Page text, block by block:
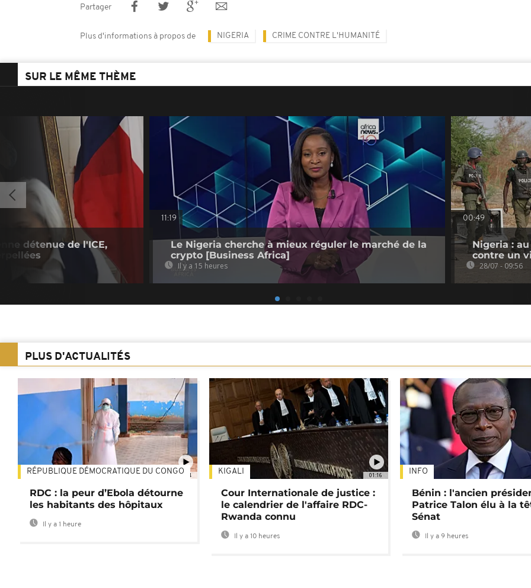
Partager
Plus d'informations à propos de NIGERIA CRIME CONTRE L'HUMANITÉ
SUR LE MÊME THÈME
détenue de l'ICE,
11:19
Le Nigeria cherche à mieux réguler le marché de la
crypto [Business Africa]
Il y a 15 heures
00:49
Nigeria :
contre un
28/07 - 09:56
PLUS D'ACTUALITÉS
01:34
RÉPUBLIQUE DÉMOCRATIQUE DU CONGO
RDC : la peur d’Ebola détourne
les habitants des hôpitaux
Il y a 1 heure
01:16
KIGALI
Cour Internationale de justice :
le calendrier de l'affaire RDC-
Rwanda connu
Il y a 10 heures
INFO
Bénin : l'ancien
Patrice Talon élu à la
Sénat
Il y a 9 heures